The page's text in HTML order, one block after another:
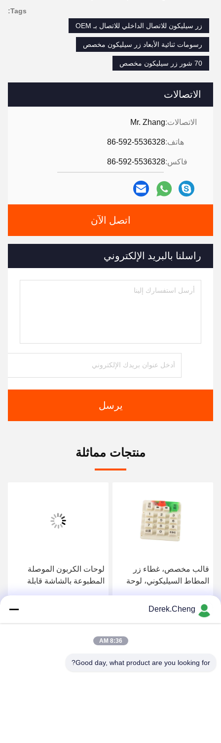
الاتصالات
الاتصالات:Mr. Zhang
هاتف:86-592-5536328
فاكس:86-592-5536328
اتصل الآن
راسلنا بالبريد الإلكتروني
يرسل
Tags:
زر سيليكون للاتصال الداخلي للاتصال بـ OEM
رسومات ثنائية الأبعاد زر سيليكون مخصص
70 شور زر سيليكون مخصص
منتجات مماثلة
قالب مخصص، غطاء زر
المطاط السيليكوني، لوحة
الموصل، مقاوم للماء
لوحات الكربون الموصلة
المطبوعة بالشاشة قابلة
Derek.Cheng
8:36 AM
Good day, what product are you looking for?